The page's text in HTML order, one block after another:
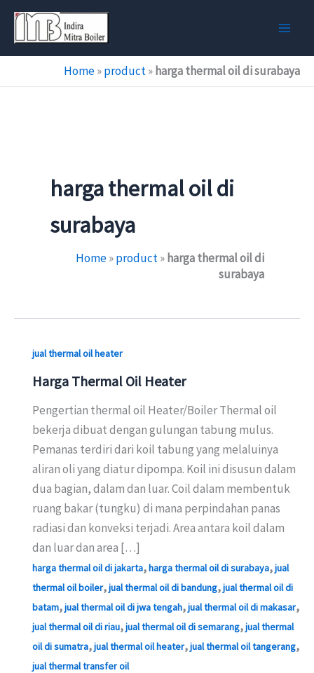
Skip
content
Home»product» harga thermal oil di surabaya
harga thermal oil di
surabaya
Home»product» harga thermal oil di
surabaya
jual thermal oil heater
Harga Thermal Oil Heater
Pengertian thermal oil Heater/Boiler Thermal oil
bekerja dibuat dengan gulungan tabung mulus.
Pemanas terdiri dari koil tabung yang melaluinya
aliran oli yang diatur dipompa. Koil ini disusun dalam
dua bagian, dalam dan luar. Coil dalam membentuk
ruang bakar (tungku) di mana perpindahan panas
radiasi dan konveksi terjadi. Area antara koil dalam
dan luar dan area […]
harga thermal oil di jakarta,harga thermal oil di surabaya,jual
thermal oil boiler,jual thermal oil di bandung,jual thermal oil di
batam,jual thermal oil di jwa tengah,jual thermal oil di makasar,
jual thermal oil di riau,jual thermal oil di semarang,jual thermal
oil di sumatra,jual thermal oil heater,jual thermal oil tangerang,
jual thermal transfer oil